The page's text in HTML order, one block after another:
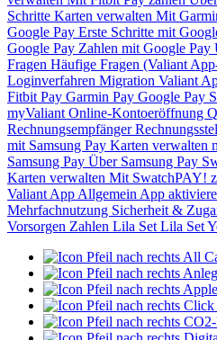
Schritte Karten verwalten Mit
Google Pay Erste Schritte mit
Google Pay Zahlen mit Google Pay
Fragen Häufige Fragen (Valiant
Loginverfahren Migration Valiant
Fitbit Pay Garmin Pay Google Pay
myValiant Online-Kontoeröffnung
Rechnungsempfänger
mit Samsung Pay Karten verwalten
Samsung Pay Über Samsung Pay
Karten verwalten Mit SwatchPAY!
Valiant App Allgemein App
Mehrfachnutzung Sicherheit &
Vorsorgen Zahlen Lila Set Lila Set
All
Click